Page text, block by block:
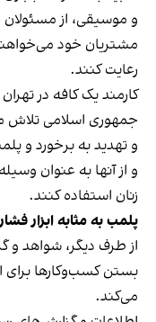
و موسیقی، از مسئولان
مشتریان خود
رعایت کنند.
کارمند یک کافه در
جمهوری اسلامی تلاش
و تهدید به برخورد و
و از آنها به عنوان
زنان استفاده کنند.
پلمب به مثابه ابزار
از طرف دیگر، شواهد
بستن کسب‌وکارها برای
می‌کند.